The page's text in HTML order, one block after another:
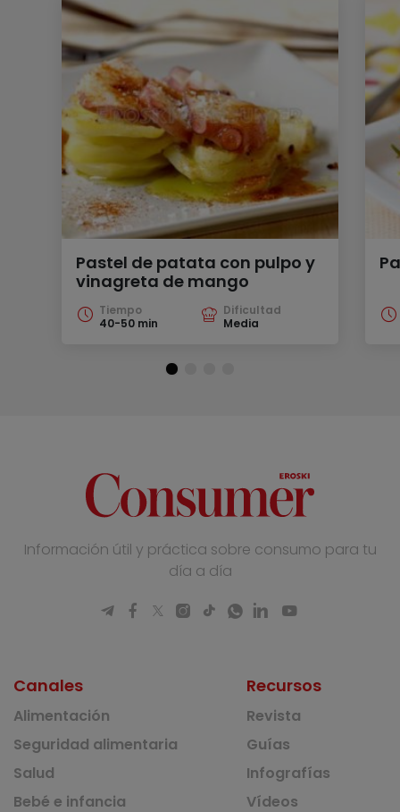
Pastel de patata con pulpo y
vinagreta de mango
Tiempo
40-50 min
Dificultad
Media
Información útil y práctica sobre consumo para tu
día a día
Canales
Alimentación
Seguridad alimentaria
Salud
Bebé e infancia
Recursos
Revista
Guías
Infografías
Vídeos